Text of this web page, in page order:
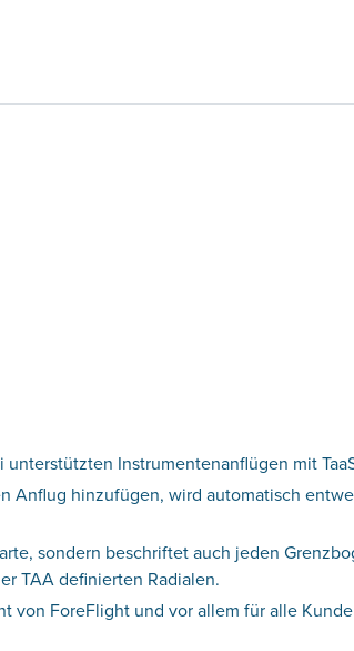
Instrumentenanflügen mit
Anflug hinzufügen, wird automatisch
sondern beschriftet auch jeden
TAA definierten Radialen.
von ForeFlight und vor allem für alle